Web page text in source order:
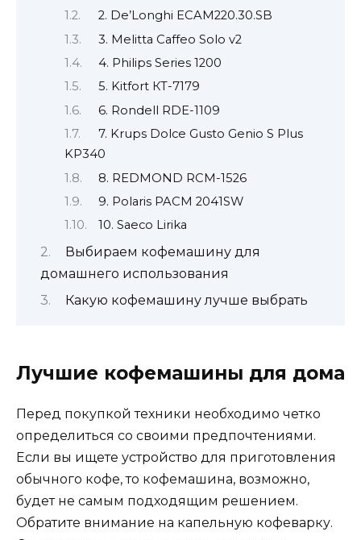
2. De’Longhi ECAM220.30.SB
3. Melitta Caffeo Solo v2
4. Philips Series 1200
5. Kitfort КТ-7179
6. Rondell RDE-1109
7. Krups Dolce Gusto Genio S Plus
KP340
8. REDMOND RCM-1526
9. Polaris PACM 2041SW
10. Saeco Lirika
Выбираем кофемашину для
домашнего использования
Какую кофемашину лучше выбрать
Лучшие кофемашины для дома
Перед покупкой техники необходимо четко
определиться со своими предпочтениями.
Если вы ищете устройство для приготовления
обычного кофе, то кофемашина, возможно,
будет не самым подходящим решением.
Обратите внимание на капельную кофеварку.